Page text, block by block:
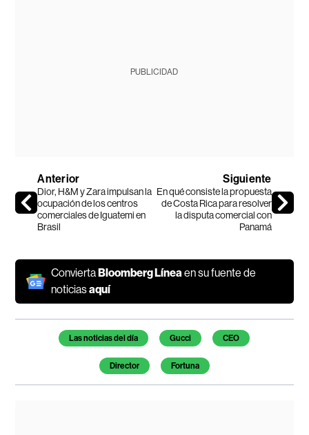
PUBLICIDAD
Anterior
Dior, H&M y Zara impulsan la
ocupación de los centros
comerciales de Iguatemi en
Brasil
Siguiente
En qué consiste la propuesta
de Costa Rica para resolver
la disputa comercial con
Panamá
ConviertaBloomberg Líneaen su fuente de
noticiasaquí
Temas de este artículo
Las noticias del día Gucci CEO
Director Fortuna